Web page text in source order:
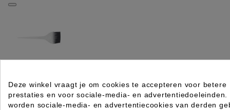
VERFKWAST TRANSPARANT GM
Rating forQuality
Deze winkel vraagt je om cookies te accepteren voor betere
prestaties en voor sociale-media- en advertentiedoeleinden.
worden sociale-media- en advertentiecookies van derden